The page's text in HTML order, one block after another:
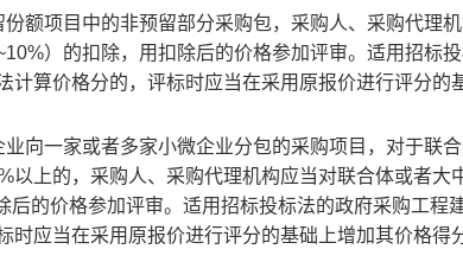
额项目中的非预留部分采购包，采购人、采购代理
）的扣除，用扣除后的价格参加评审。适用招标
算价格分的，评标时应当在采用原报价进行评分的
向一家或者多家小微企业分包的采购项目，对于联
上的，采购人、采购代理机构应当对联合体或者大
的价格参加评审。适用招标投标法的政府采购工程
时应当在采用原报价进行评分的基础上增加其价格得